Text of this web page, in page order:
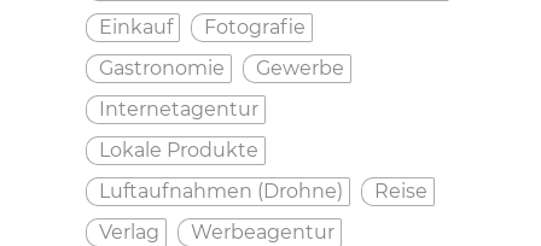
Einkauf
Fotografie
Gastronomie
Gewerbe
Internetagentur
Lokale Produkte
Luftaufnahmen (Drohne)
Reise
Verlag
Werbeagentur